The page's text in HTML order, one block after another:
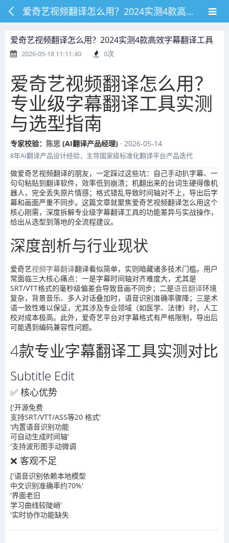
爱奇艺视频翻译怎么用？2024实测4款高效字幕翻译工具
爱奇艺视频翻译怎么用？2024实测4款高效字幕翻译工具
2026-05-18 11:11:40 0次
爱奇艺视频翻译怎么用？
专业级字幕翻译工具实测
与选型指南
专家校验： 陈思 (AI翻译产品经理) · 2026-05-14
8年AI翻译产品设计经验，主导国家级标准化翻译平台产品迭代
做爱奇艺视频翻译的朋友，一定踩过这些坑：自己手动扒字幕、一
句句粘贴到翻译软件，效率低到崩溃；机翻出来的台词生硬得像机
器人，完全丢失原片情感；格式错乱导致时间轴对不上，导出后字
幕和画面严重不同步。这篇文章就聚焦爱奇艺视频翻译怎么用这个
核心刚需，深度拆解专业级字幕翻译工具的功能差异与实战操作，
给出从选型到落地的全流程建议。
深度剖析与行业现状
爱奇艺视频字幕翻译翻译看似简单，实则暗藏诸多技术门槛。用户
常面临三大核心痛点：一是字幕时间轴对齐难度大，尤其是
SRT/VTT格式的毫秒级偏差会导致音画不同步；二是语音翻译环境
复杂，背景音乐、多人对话叠加时，语音识别准确率骤降；三是术
语一致性难以保证，尤其涉及专业领域（如医学、法律）时，人工
校对成本极高。此外，爱奇艺平台对字幕格式有严格限制，导出后
可能遇到编码兼容性问题。
4款专业字幕翻译工具实测对比
Subtitle Edit
✅ 核心优势
['开源免费
支持SRT/VTT/ASS等20 格式'
'内置语音识别功能
可自动生成时间轴'
'支持波形图手动微调
❌ 客观不足
['语音识别依赖本地模型
中文识别准确率约70%'
'界面老旧
学习曲线较陡峭'
'实时协作功能缺失